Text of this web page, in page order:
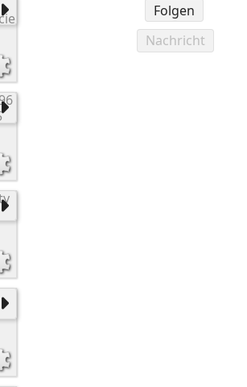
Folgen
Nachricht